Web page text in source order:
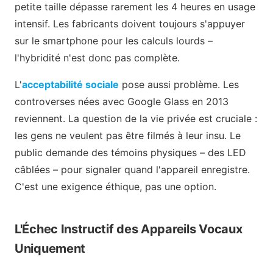
petite taille dépasse rarement les 4 heures en usage
intensif. Les fabricants doivent toujours s'appuyer
sur le smartphone pour les calculs lourds –
l'hybridité n'est donc pas complète.
L'acceptabilité sociale pose aussi problème. Les
controverses nées avec Google Glass en 2013
reviennent. La question de la vie privée est cruciale :
les gens ne veulent pas être filmés à leur insu. Le
public demande des témoins physiques – des LED
câblées – pour signaler quand l'appareil enregistre.
C'est une exigence éthique, pas une option.
L'Échec Instructif des Appareils Vocaux
Uniquement